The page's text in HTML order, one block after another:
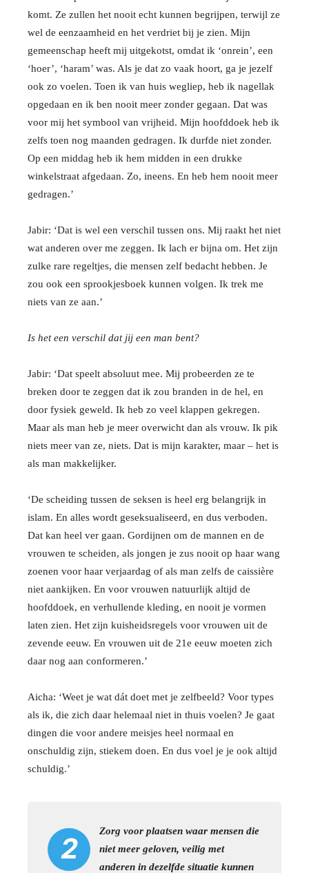
komt. Ze zullen het nooit echt kunnen begrijpen, terwijl ze
wel de eenzaamheid en het verdriet bij je zien. Mijn
gemeenschap heeft mij uitgekotst, omdat ik ‘onrein’, een
‘hoer’, ‘haram’ was. Als je dat zo vaak hoort, ga je jezelf
ook zo voelen. Toen ik van huis wegliep, heb ik nagellak
opgedaan en ik ben nooit meer zonder gegaan. Dat was
voor mij het symbool van vrijheid. Mijn hoofddoek heb ik
zelfs toen nog maanden gedragen. Ik durfde niet zonder.
Op een middag heb ik hem midden in een drukke
winkelstraat afgedaan. Zo, ineens. En heb hem nooit meer
gedragen.’
Jabir: ‘Dat is wel een verschil tussen ons. Mij raakt het niet
wat anderen over me zeggen. Ik lach er bijna om. Het zijn
zulke rare regeltjes, die mensen zelf bedacht hebben. Je
zou ook een sprookjesboek kunnen volgen. Ik trek me
niets van ze aan.’
Is het een verschil dat jij een man bent?
Jabir: ‘Dat speelt absoluut mee. Mij probeerden ze te
breken door te zeggen dat ik zou branden in de hel, en
door fysiek geweld. Ik heb zo veel klappen gekregen.
Maar als man heb je meer overwicht dan als vrouw. Ik pik
niets meer van ze, niets. Dat is mijn karakter, maar – het is
als man makkelijker.
‘De scheiding tussen de seksen is heel erg belangrijk in
islam. En alles wordt geseksualiseerd, en dus verboden.
Dat kan heel ver gaan. Gordijnen om de mannen en de
vrouwen te scheiden, als jongen je zus nooit op haar wang
zoenen voor haar verjaardag of als man zelfs de caissière
niet aankijken. En voor vrouwen natuurlijk altijd de
hoofddoek, en verhullende kleding, en nooit je vormen
laten zien. Het zijn kuisheidsregels voor vrouwen uit de
zevende eeuw. En vrouwen uit de 21e eeuw moeten zich
daar nog aan conformeren.’
Aicha: ‘Weet je wat dát doet met je zelfbeeld? Voor types
als ik, die zich daar helemaal niet in thuis voelen? Je gaat
dingen die voor andere meisjes heel normaal en
onschuldig zijn, stiekem doen. En dus voel je je ook altijd
schuldig.’
2
Zorg voor plaatsen waar mensen die
niet meer geloven, veilig met
anderen in dezelfde situatie kunnen